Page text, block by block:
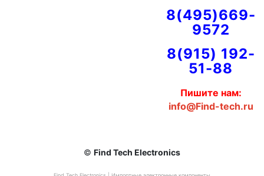
8(495)669-
9572
8(915) 192-
51-88
Пишите нам:
info@Find-tech.ru
© Find Tech Electronics